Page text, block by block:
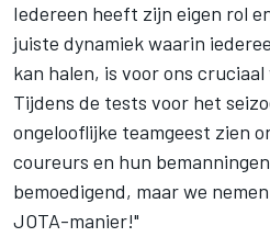
Iedereen heeft zijn eigen rol
juiste dynamiek waarin
kan halen, is voor ons
Tijdens de tests voor het
ongelooflijke teamgeest zien
coureurs en hun
bemoedigend, maar we
JOTA-manier!"